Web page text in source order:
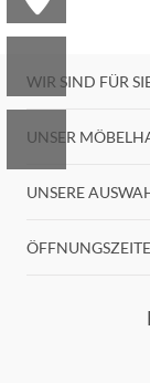
WIR SIND FÜR
UNSER
UNSERE